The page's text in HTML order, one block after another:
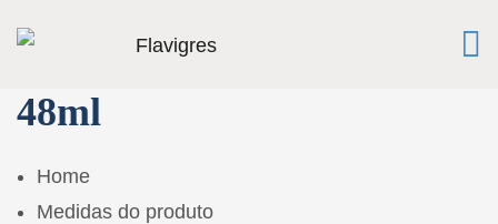
48ml
Home
Medidas do produto